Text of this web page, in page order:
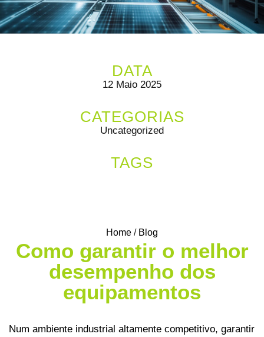
DATA
12 Maio 2025
CATEGORIAS
Uncategorized
TAGS
Home / Blog
Como garantir o melhor
desempenho dos
equipamentos
Num ambiente industrial altamente competitivo, garantir